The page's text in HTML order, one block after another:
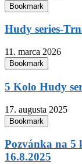
Bookmark
Hudy series-
11. marca 2026
Bookmark
5 Kolo Hudy
17. augusta 2025
Bookmark
Pozvánka na 5
16.8.2025